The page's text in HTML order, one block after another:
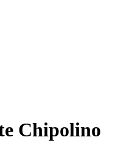
Chipolino